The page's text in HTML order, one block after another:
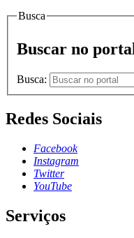
Busca
Buscar no portal
Busca:
Redes Sociais
Facebook
Instagram
Twitter
YouTube
Serviços